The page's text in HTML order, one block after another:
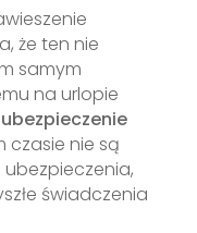
że ten nie
samym
na urlopie
czasie nie są
świadczenia